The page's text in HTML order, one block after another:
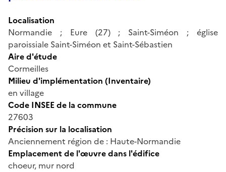
Localisation
Normandie ; Eure (27) ; Saint-Siméon ; église
paroissiale Saint-Siméon et Saint-Sébastien
Aire d'étude
Cormeilles
Milieu d'implémentation (Inventaire)
en village
Code INSEE de la commune
27603
Précision sur la localisation
Anciennement région de : Haute-Normandie
Emplacement de l'œuvre dans l'édifice
choeur, mur nord